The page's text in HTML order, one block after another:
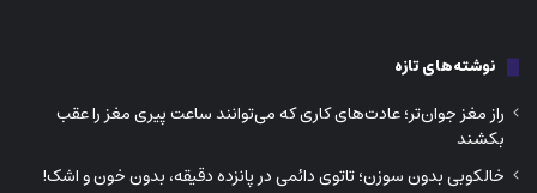
نوشته‌های تازه
راز مغز جوان‌تر؛ عادت‌های کاری که می‌توانند ساعت پیری مغز را عقب
بکشند
خالکوبی بدون سوزن؛ تاتوی دائمی در پانزده دقیقه، بدون خون و اشک!